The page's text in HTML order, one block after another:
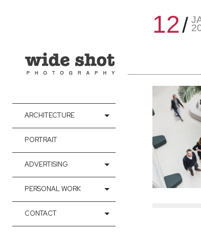
ARCHITECTURE
PORTRAIT
ADVERTISING
PERSONAL WORK
CONTACT
12